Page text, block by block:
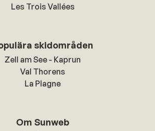
Les Trois Vallées
skidområden
Zell am See - Kaprun
Val Thorens
La Plagne
Om Sunweb